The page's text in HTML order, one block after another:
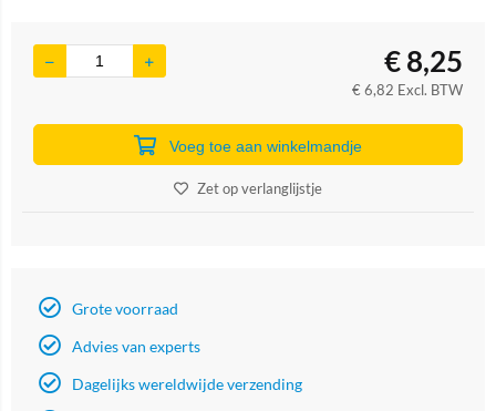
€8,25
€6,82 Excl. BTW
Voeg toe aan winkelmandje
Zet op verlanglijstje
Grote voorraad
Advies van experts
Dagelijks wereldwijde verzending